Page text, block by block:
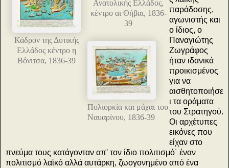
Κάδρον της Δυτικής
Ελλάδος κέντρο η
Βόνιτσα, 1836-39
Ανατολικής Ελλάδος,
κέντρο αι Θήβαι, 1836-
39
Πολιορκία και μάχαι του
Ναυαρίνου, 1836-39
παράδοσης,
αγωνιστής και
ο ίδιος, ο
Παναγιώτης
Ζωγράφος
ήταν ιδανικά
προικισμένος
για να
αισθητοποιήσε
ι τα οράματα
του Στρατηγού.
Οι αρχέτυπες
εικόνες που
είχαν στο
πνεύμα τους κατάγονταν απ' τον ίδιο πολιτισμό˙ έναν
πολιτισμό λαϊκό αλλά αυτάρκη, ζωογονημένο από ένα